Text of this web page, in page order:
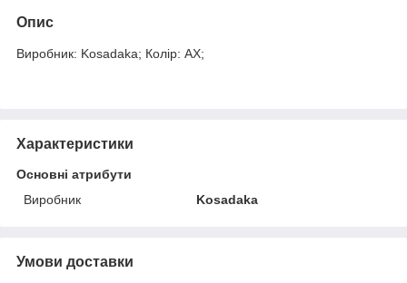
Опис
Виробник: Kosadaka; Колір: AX;
Характеристики
Основні атрибути
Виробник
Kosadaka
Умови доставки